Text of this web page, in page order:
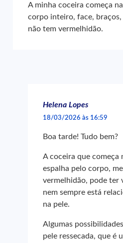
A minha coceira começa
corpo inteiro, face, braços,
não tem vermelhidão.
Helena Lopes
18/03/2026 às 16:59
Boa tarde! Tudo bem?
A coceira que começa
espalha pelo corpo,
vermelhidão, pode ter
nem sempre está
na pele.
Algumas
pele ressecada, que é